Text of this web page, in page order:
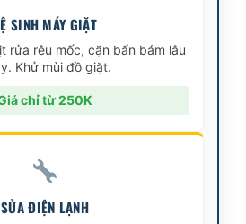
SINH MÁY GIẶT
rửa rêu mốc, cặn bẩn bám lâu
Khử mùi đồ giặt.
chỉ từ 250K
SỬA ĐIỆN LẠNH